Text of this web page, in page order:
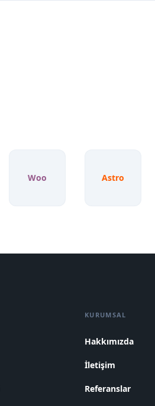
Woo Astro
KURUMSAL
Hakkımızda
İletişim
Referanslar